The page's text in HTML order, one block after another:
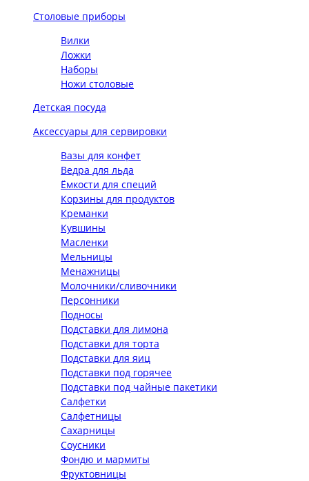
Столовые приборы
Вилки
Ложки
Наборы
Ножи столовые
Детская посуда
Аксессуары для сервировки
Вазы для конфет
Ведра для льда
Ёмкости для специй
Корзины для продуктов
Креманки
Кувшины
Масленки
Мельницы
Менажницы
Молочники/сливочники
Персонники
Подносы
Подставки для лимона
Подставки для торта
Подставки для яиц
Подставки под горячее
Подставки под чайные пакетики
Салфетки
Салфетницы
Сахарницы
Соусники
Фондю и мармиты
Фруктовницы